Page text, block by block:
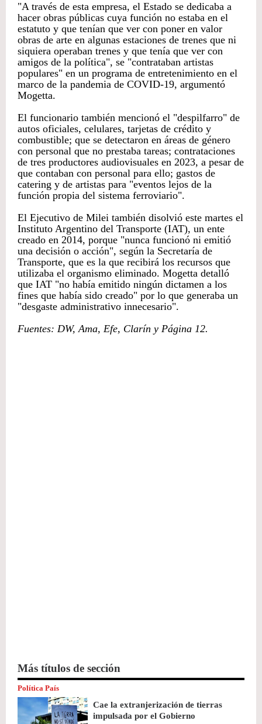
"A través de esta empresa, el Estado se dedicaba a
hacer obras públicas cuya función no estaba en el
estatuto y que tenían que ver con poner en valor
obras de arte en algunas estaciones de trenes que ni
siquiera operaban trenes y que tenía que ver con
amigos de la política", se "contrataban artistas
populares" en un programa de entretenimiento en el
marco de la pandemia de COVID-19, argumentó
Mogetta.
El funcionario también mencionó el "despilfarro" de
autos oficiales, celulares, tarjetas de crédito y
combustible; que se detectaron en áreas de género
con personal que no prestaba tareas; contrataciones
de tres productores audiovisuales en 2023, a pesar de
que contaban con personal para ello; gastos de
catering y de artistas para "eventos lejos de la
función propia del sistema ferroviario".
El Ejecutivo de Milei también disolvió este martes el
Instituto Argentino del Transporte (IAT), un ente
creado en 2014, porque "nunca funcionó ni emitió
una decisión o acción", según la Secretaría de
Transporte, que es la que recibirá los recursos que
utilizaba el organismo eliminado. Mogetta detalló
que IAT "no había emitido ningún dictamen a los
fines que había sido creado" por lo que generaba un
"desgaste administrativo innecesario".
Fuentes: DW, Ama, Efe, Clarín y Página 12.
Más títulos de sección
Política País
Cae la extranjerización de tierras
impulsada por el Gobierno